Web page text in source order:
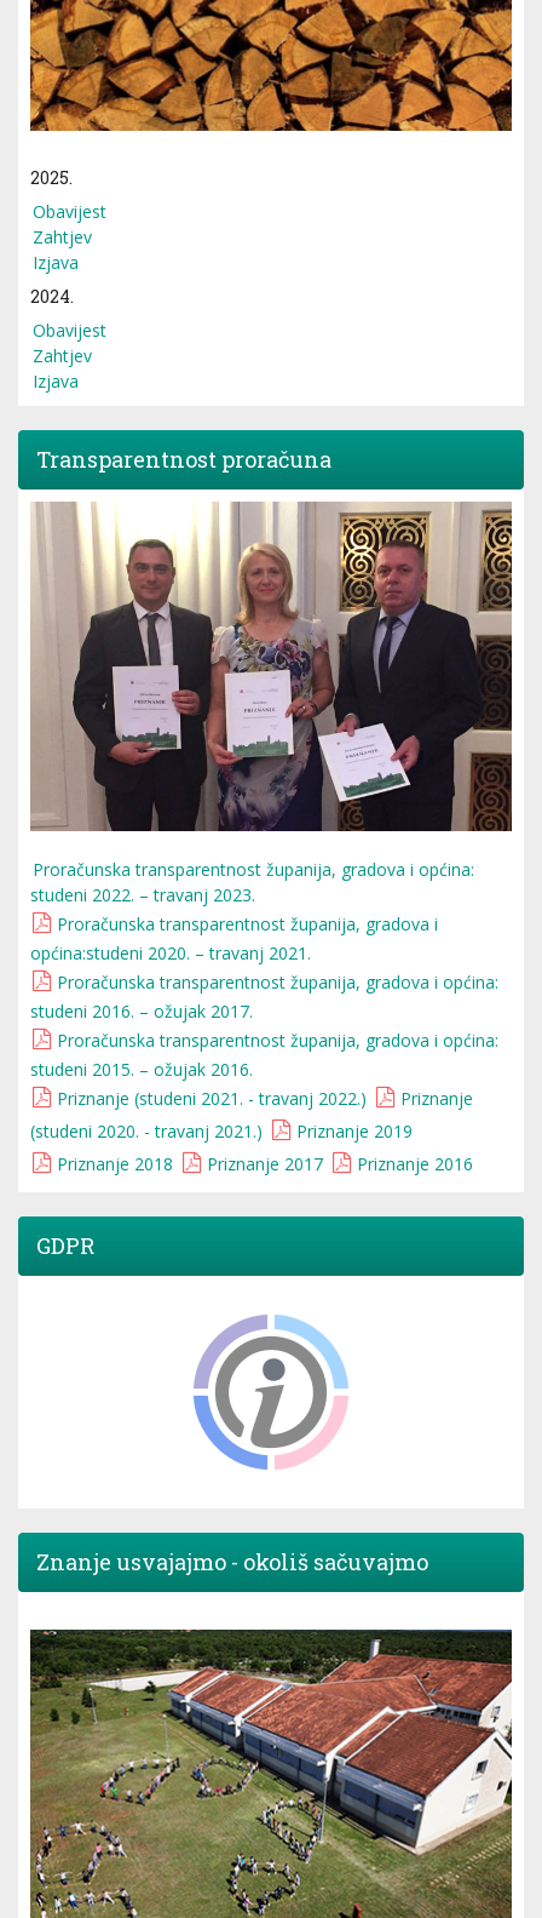
2025.
Obavijest
Zahtjev
Izjava
2024.
Obavijest
Zahtjev
Izjava
Transparentnost proračuna
Proračunska transparentnost županija, gradova i općina:
studeni 2022. – travanj 2023.
Proračunska transparentnost županija, gradova i
općina:studeni 2020. – travanj 2021.
Proračunska transparentnost županija, gradova i općina:
studeni 2016. – ožujak 2017.
Proračunska transparentnost županija, gradova i općina:
studeni 2015. – ožujak 2016.
Priznanje (studeni 2021. - travanj 2022.)
Priznanje
(studeni 2020. - travanj 2021.)
Priznanje 2019
Priznanje 2018
Priznanje 2017 Priznanje 2016
GDPR
Znanje usvajajmo - okoliš sačuvajmo